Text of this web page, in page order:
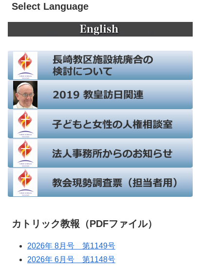
Select Language
カトリック教報（PDFファイル）
2026年 8月号 第1149号
2026年 6月号 第1148号